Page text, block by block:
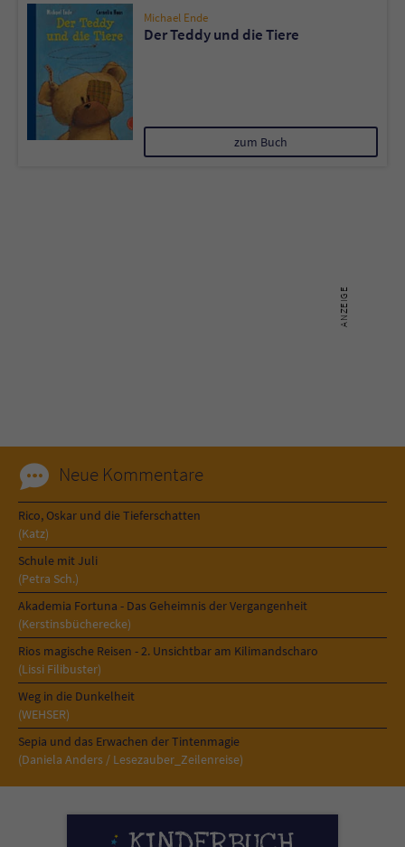
Michael Ende
Der Teddy und die Tiere
zum Buch
Neue Kommentare
Rico, Oskar und die Tieferschatten
(Katz)
Schule mit Juli
(Petra Sch.)
Akademia Fortuna - Das Geheimnis der Vergangenheit
(Kerstinsbücherecke)
Rios magische Reisen - 2. Unsichtbar am Kilimandscharo
(Lissi Filibuster)
Weg in die Dunkelheit
(WEHSER)
Sepia und das Erwachen der Tintenmagie
(Daniela Anders / Lesezauber_Zeilenreise)